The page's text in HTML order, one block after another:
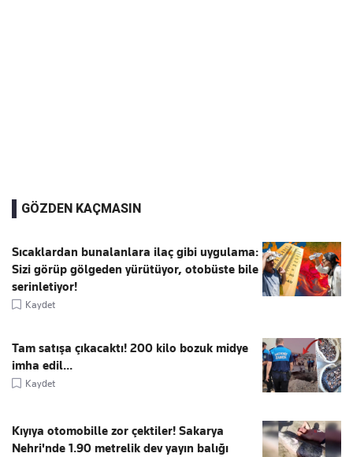
GÖZDEN KAÇMASIN
Sıcaklardan bunalanlara ilaç gibi uygulama:
Sizi görüp gölgeden yürütüyor, otobüste bile
serinletiyor!
Kaydet
Tam satışa çıkacaktı! 200 kilo bozuk midye
imha edil...
Kaydet
Kıyıya otomobille zor çektiler! Sakarya
Nehri'nde 1.90 metrelik dev yayın balığı